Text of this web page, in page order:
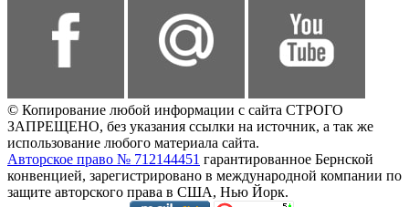
© Копирование любой информации с сайта СТРОГО
ЗАПРЕЩЕНО, без указания ссылки на источник, а так же
использование любого материала сайта.
Авторское право № 712144451 гарантированное Бернской
конвенцией, зарегистрировано в международной компании по
защите авторского права в США, Нью Йорк.